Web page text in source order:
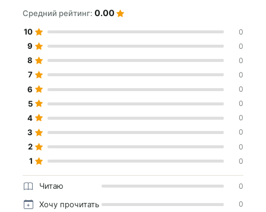
Средний рейтинг: 0.00
10 0
9 0
8 0
7 0
6 0
5 0
4 0
3 0
2 0
1 0
Читаю 0
Хочу прочитать 0